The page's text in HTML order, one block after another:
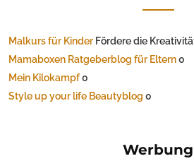
Malkurs für Kinder Fördere die
Mamaboxen Ratgeberblog für Eltern0
Mein Kilokampf0
Style up your life Beautyblog 0
Werbung